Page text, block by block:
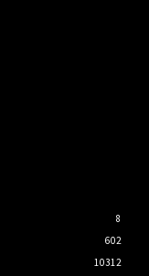
8
602
10312